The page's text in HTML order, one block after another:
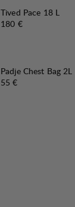
Tived Pace 18 L
Preis:
180 €
Padje Chest Bag 2L
Preis:
55 €